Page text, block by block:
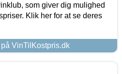
som giver dig mulighed
Klik her for at se deres
VinTilKostpris.dk